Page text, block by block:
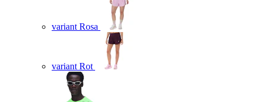
variant Rosa
variant Rot